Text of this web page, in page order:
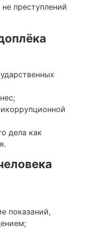
преступлений
дела как
показаний,